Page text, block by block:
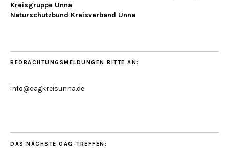
Kreisgruppe Unna
Naturschutzbund Kreisverband Unna
BEOBACHTUNGSMELDUNGEN BITTE AN:
info@oagkreisunna.de
DAS NÄCHSTE OAG-TREFFEN: